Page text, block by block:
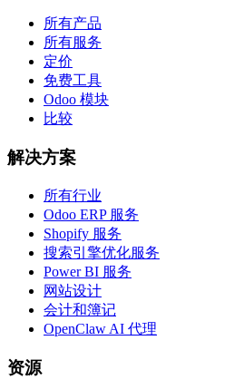
所有产品
所有服务
定价
免费工具
Odoo 模块
比较
解决方案
所有行业
Odoo ERP 服务
Shopify 服务
搜索引擎优化服务
Power BI 服务
网站设计
会计和簿记
OpenClaw AI 代理
资源